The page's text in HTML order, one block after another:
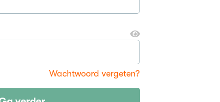
Wachtwoord vergeten?